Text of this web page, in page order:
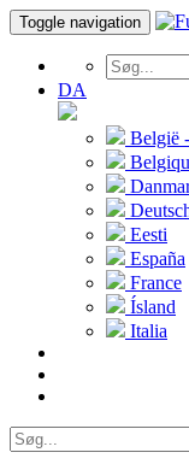
Toggle navigation
DA
België
Eesti
España
France
Ísland
Italia